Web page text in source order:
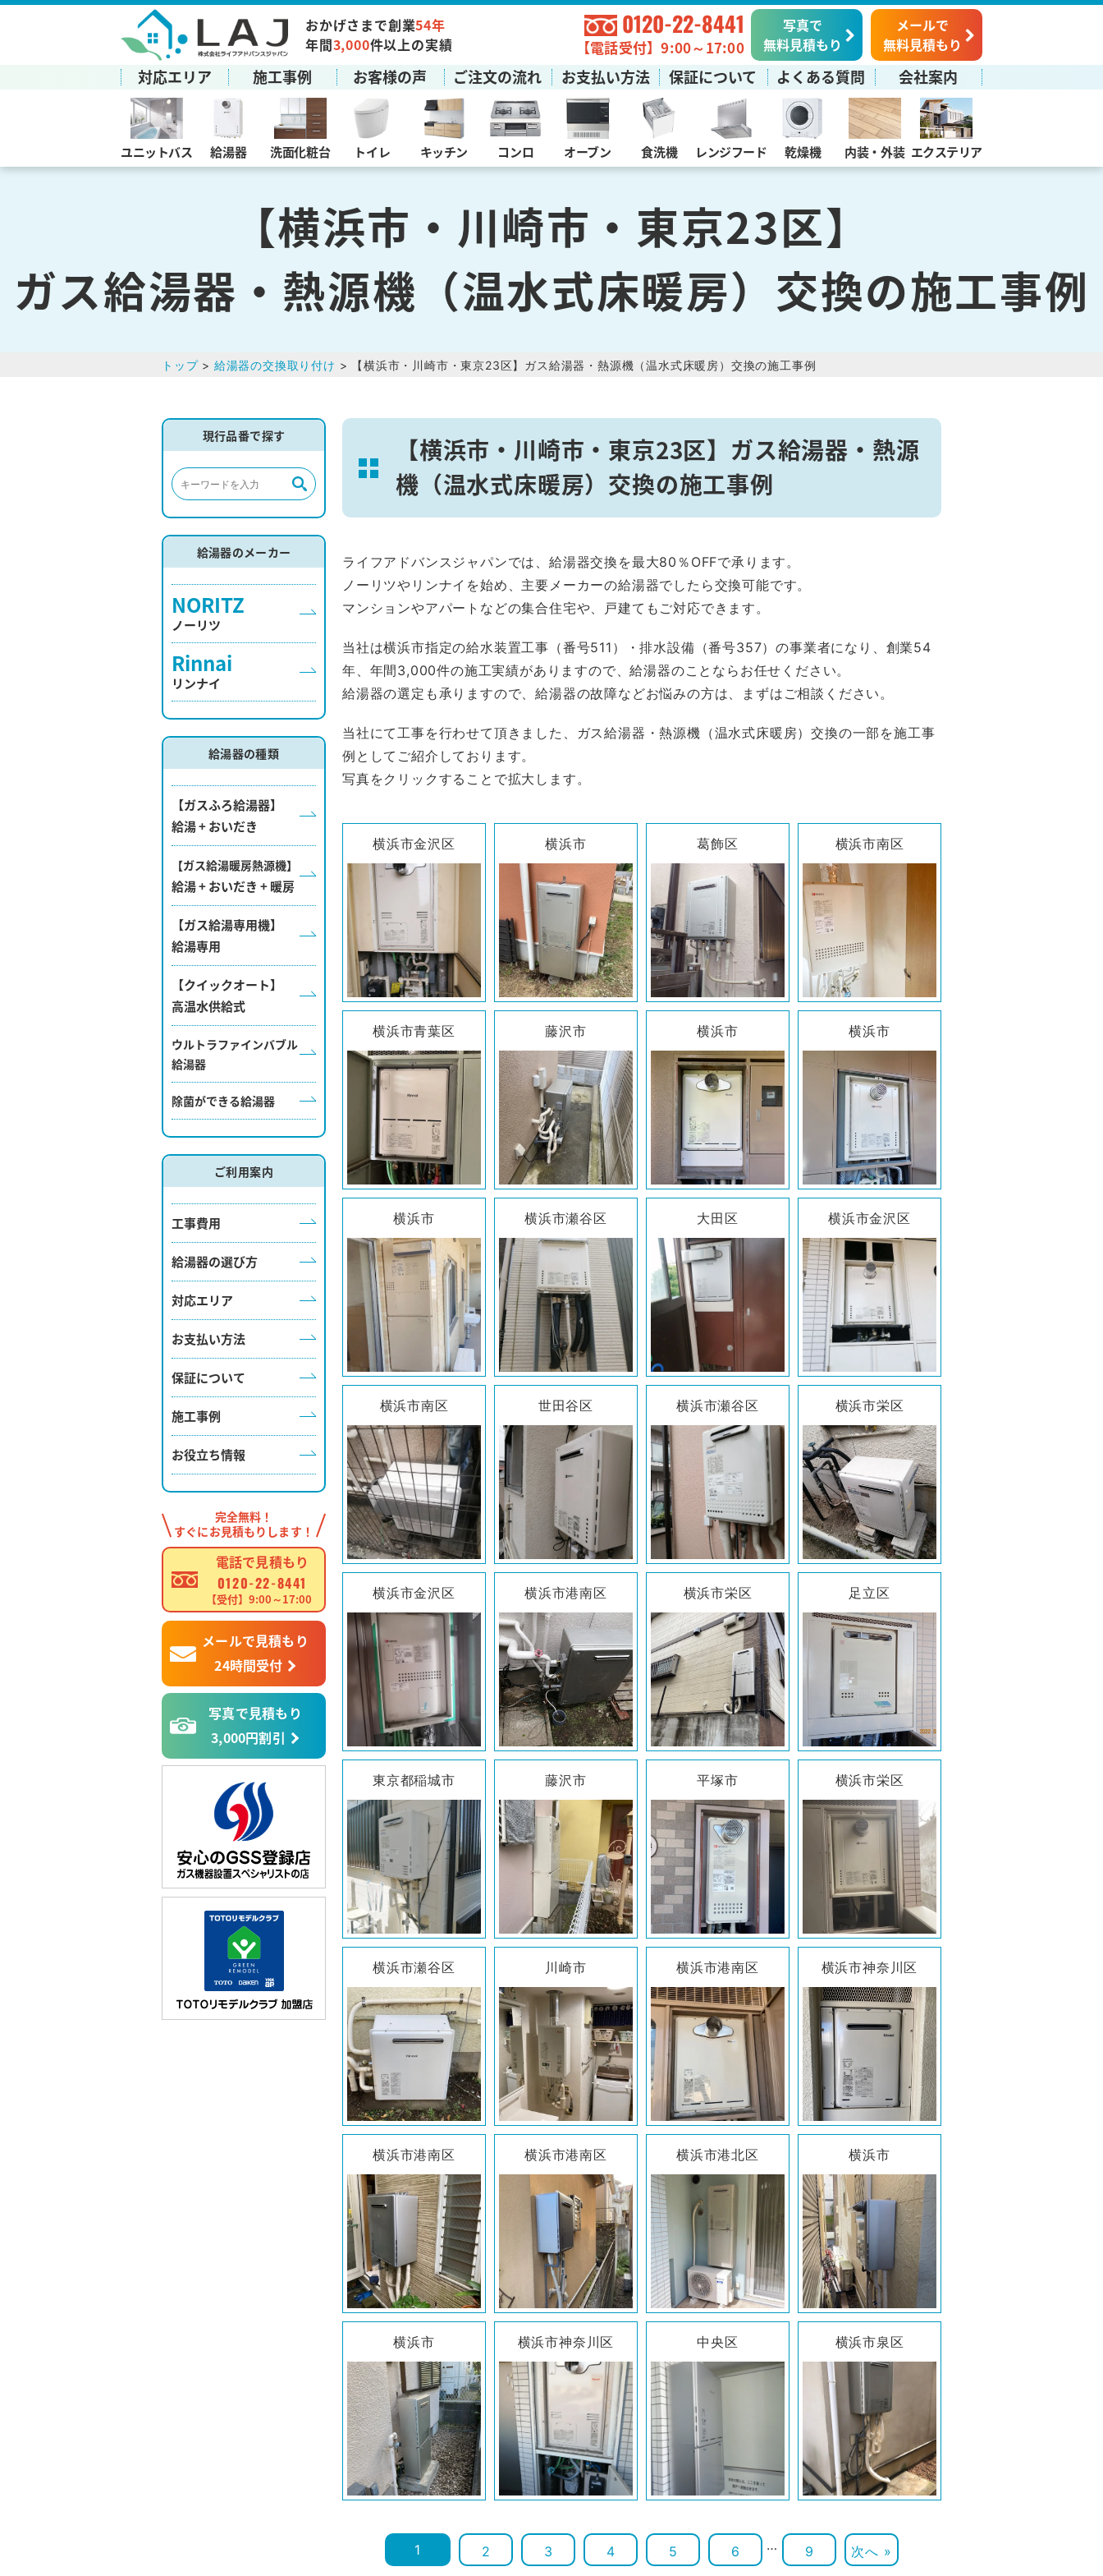
おかげさまで創業54年
年間3,000件以上の実績
0120-22-8441
【電話受付】9:00～17:00
写真で
無料見積もり
メールで
無料見積もり
対応エリア 施工事例 お客様の声 ご注文の流れ お支払い方法 保証について よくある質問 会社案内
ユニットバス 給湯器 洗面化粧台 トイレ キッチン コンロ オーブン 食洗機 レンジフード 乾燥機 内装・外装 エクステリア
【横浜市・川崎市・東京23区】
ガス給湯器・熱源機（温水式床暖房）交換の施工事例
トップ> 給湯器の交換取り付け > 【横浜市・川崎市・東京23区】ガス給湯器・熱源機（温水式床暖房）交換の施工事例
現行品番で探す
給湯器のメーカー
NORITZ
ノーリツ
Rinnai
リンナイ
給湯器の種類
【ガスふろ給湯器】
給湯 + おいだき
【ガス給湯暖房熱源機】
給湯 + おいだき + 暖房
【ガス給湯専用機】
給湯専用
【クイックオート】
高温水供給式
ウルトラファインバブル
給湯器
除菌ができる給湯器
ご利用案内
工事費用
給湯器の選び方
対応エリア
お支払い方法
保証について
施工事例
お役立ち情報
完全無料！
すぐにお見積もりします！
電話で見積もり
0120-22-8441
【受付】9:00～17:00
メールで見積もり
24時間受付
写真で見積もり
3,000円割引
【横浜市・川崎市・東京23区】ガス給湯器・熱源
機（温水式床暖房）交換の施工事例
ライフアドバンスジャパンでは、給湯器交換を最大80％OFFで承ります。
ノーリツやリンナイを始め、主要メーカーの給湯器でしたら交換可能です。
マンションやアパートなどの集合住宅や、戸建てもご対応できます。
当社は横浜市指定の給水装置工事（番号511）・排水設備（番号357）の事業者になり、創業54
年、年間3,000件の施工実績がありますので、給湯器のことならお任せください。
給湯器の選定も承りますので、給湯器の故障などお悩みの方は、まずはご相談ください。
当社にて工事を行わせて頂きました、ガス給湯器・熱源機（温水式床暖房）交換の一部を施工事
例としてご紹介しております。
写真をクリックすることで拡大します。
横浜市金沢区 横浜市 葛飾区 横浜市南区
横浜市青葉区 藤沢市 横浜市 横浜市
横浜市 横浜市瀬谷区 大田区 横浜市金沢区
横浜市南区 世田谷区 横浜市瀬谷区 横浜市栄区
横浜市金沢区 横浜市港南区 横浜市栄区 足立区
東京都稲城市 藤沢市 平塚市 横浜市栄区
横浜市瀬谷区 川崎市 横浜市港南区 横浜市神奈川区
横浜市港南区 横浜市港南区 横浜市港北区 横浜市
横浜市 横浜市神奈川区 中央区 横浜市泉区
1 2 3 4 5 6 … 9 次へ »